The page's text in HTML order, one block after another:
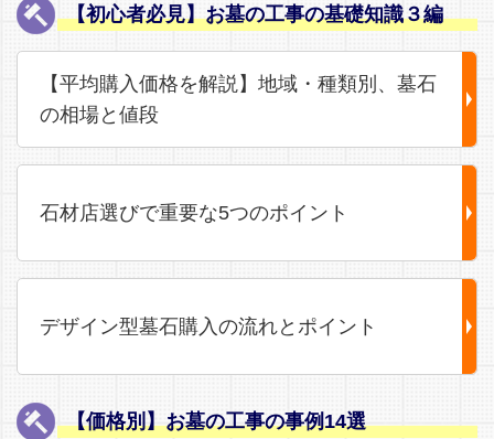
【初心者必見】お墓の工事の基礎知識３編
【平均購入価格を解説】地域・種類別、墓石
の相場と値段
石材店選びで重要な5つのポイント
デザイン型墓石購入の流れとポイント
【価格別】お墓の工事の事例14選